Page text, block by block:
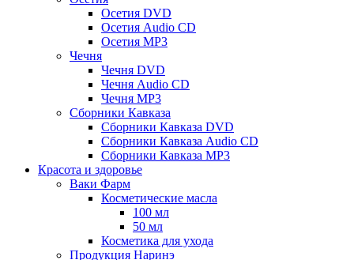
Осетия DVD
Осетия Audio CD
Осетия MP3
Чечня
Чечня DVD
Чечня Audio CD
Чечня MP3
Сборники Кавказа
Сборники Кавказа DVD
Сборники Кавказа Audio CD
Сборники Кавказа MP3
Красота и здоровье
Ваки Фарм
Косметические масла
100 мл
50 мл
Косметика для ухода
Продукция Наринэ